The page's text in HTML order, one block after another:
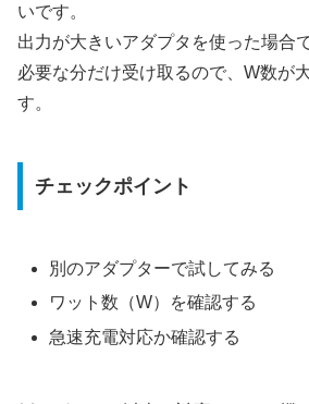
いです。
出力が大きいアダプタを使った場合
必要な分だけ受け取るので、W数が
す。
チェックポイント
別のアダプターで試してみる
ワット数（W）を確認する
急速充電対応か確認する